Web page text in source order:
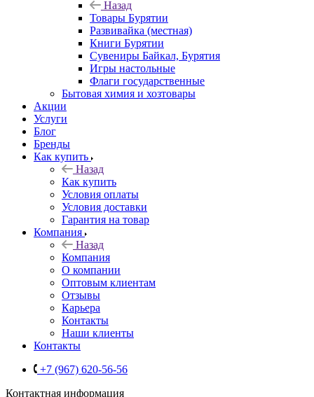
Назад
Товары Бурятии
Развивайка (местная)
Книги Бурятии
Сувениры Байкал, Бурятия
Игры настольные
Флаги государственные
Бытовая химия и хозтовары
Акции
Услуги
Блог
Бренды
Как купить
Назад
Как купить
Условия оплаты
Условия доставки
Гарантия на товар
Компания
Назад
Компания
О компании
Оптовым клиентам
Отзывы
Карьера
Контакты
Наши клиенты
Контакты
+7 (967) 620-56-56
Контактная информация